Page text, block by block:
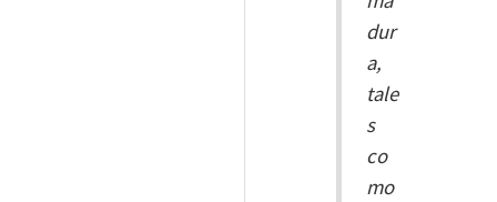
dur
a,
tale
s
co
mo